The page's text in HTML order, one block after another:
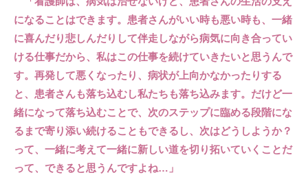
になることはできます。患者さんがいい時も悪い時も、一緒
に喜んだり悲しんだりして伴走しながら病気に向き合ってい
ける仕事だから、私はこの仕事を続けていきたいと思うんで
す。再発して悪くなったり、病状が上向かなかったりする
と、患者さんも落ち込むし私たちも落ち込みます。だけど一
緒になって落ち込むことで、次のステップに臨める段階にな
るまで寄り添い続けることもできるし、次はどうしようか？
って、一緒に考えて一緒に新しい道を切り拓いていくことだ
って、できると思うんですよね…」